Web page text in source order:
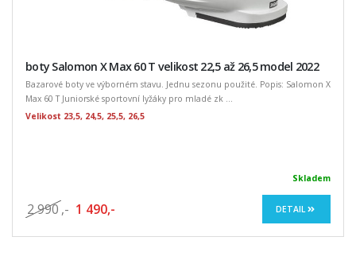
boty Salomon X Max 60 T velikost 22,5 až 26,5 model 2022
Bazarové boty ve výborném stavu. Jednu sezonu použité. Popis: Salomon X
Max 60 T Juniorské sportovní lyžáky pro mladé zk ...
Velikost 23,5, 24,5, 25,5, 26,5
Skladem
2 990 ,- 1 490,- DETAIL